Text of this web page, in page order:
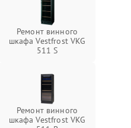
Ремонт винного
шкафа Vestfrost VKG
511 S
Ремонт винного
шкафа Vestfrost VKG